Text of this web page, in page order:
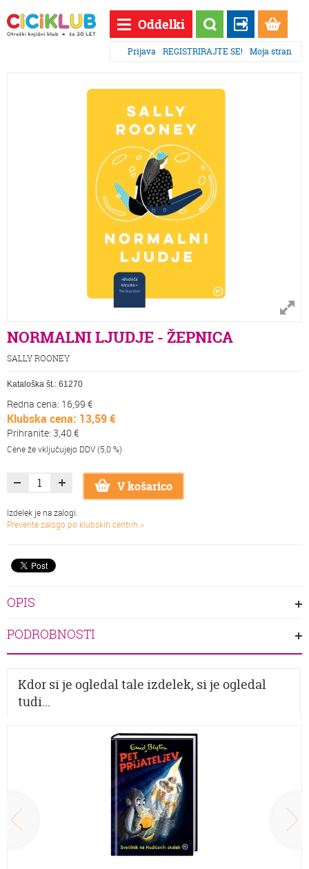
Oddelki
Prijava REGISTRIRAJTE SE! Moja stran
NORMALNI LJUDJE - ŽEPNICA
SALLY ROONEY
Kataloška št.: 61270
Redna cena: 16,99 €
Klubska cena: 13,59 €
Prihranite: 3,40 €
Cene že vključujejo DDV (5,0 %)
V košarico
Izdelek je na zalogi.
Preverite zalogo po klubskih centrih >
OPIS
PODROBNOSTI
Kdor si je ogledal tale izdelek, si je ogledal
tudi...